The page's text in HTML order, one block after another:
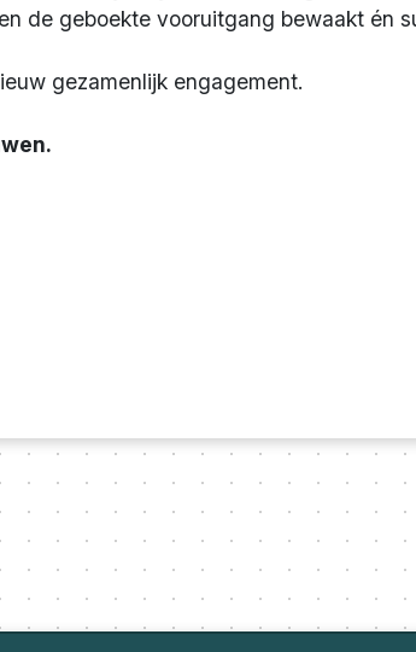
de geboekte vooruitgang bewaakt én
gezamenlijk engagement.